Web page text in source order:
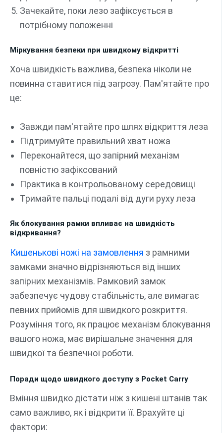
Зачекайте, поки лезо зафіксується в
потрібному положенні
Міркування безпеки при швидкому відкритті
Хоча швидкість важлива, безпека ніколи не
повинна ставитися під загрозу. Пам'ятайте про
це:
Завжди пам'ятайте про шлях відкриття леза
Підтримуйте правильний хват ножа
Переконайтеся, що запірний механізм
повністю зафіксований
Практика в контрольованому середовищі
Тримайте пальці подалі від дуги руху леза
Як блокування рамки впливає на швидкість
відкривання?
Кишенькові ножі на замовлення з рамними
замками значно відрізняються від інших
запірних механізмів. Рамковий замок
забезпечує чудову стабільність, але вимагає
певних прийомів для швидкого розкриття.
Розуміння того, як працює механізм блокування
вашого ножа, має вирішальне значення для
швидкої та безпечної роботи.
Поради щодо швидкого доступу з Pocket Carry
Вміння швидко дістати ніж з кишені штанів так
само важливо, як і відкрити її. Врахуйте ці
фактори: